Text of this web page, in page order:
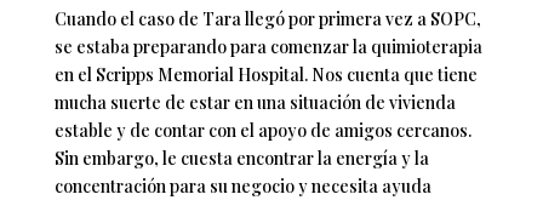
Cuando el caso de Tara llegó por primera vez a SOPC,
se estaba preparando para comenzar la quimioterapia
en el Scripps Memorial Hospital. Nos cuenta que tiene
mucha suerte de estar en una situación de vivienda
estable y de contar con el apoyo de amigos cercanos.
Sin embargo, le cuesta encontrar la energía y la
concentración para su negocio y necesita ayuda